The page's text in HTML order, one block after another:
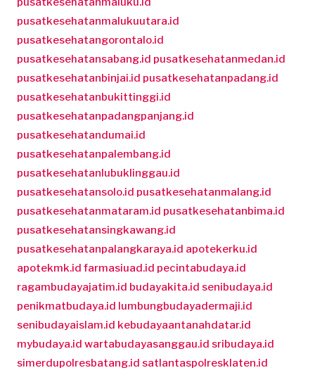
pusatkesehatanmalukuutara.id
pusatkesehatangorontalo.id
pusatkesehatansabang.id pusatkesehatanmedan.id
pusatkesehatanbinjai.id pusatkesehatanpadang.id
pusatkesehatanbukittinggi.id
pusatkesehatanpadangpanjang.id
pusatkesehatandumai.id
pusatkesehatanpalembang.id
pusatkesehatanlubuklinggau.id
pusatkesehatansolo.id pusatkesehatanmalang.id
pusatkesehatanmataram.id pusatkesehatanbima.id
pusatkesehatansingkawang.id
pusatkesehatanpalangkaraya.id apotekerku.id
apotekmk.id farmasiuad.id pecintabudaya.id
ragambudayajatim.id budayakita.id senibudaya.id
penikmatbudaya.id
lumbungbudayadermaji.id
senibudayaislam.id kebudayaantanahdatar.id
mybudaya.id wartabudayasanggau.id sribudaya.id
simerdupolresbatang.id satlantaspolresklaten.id